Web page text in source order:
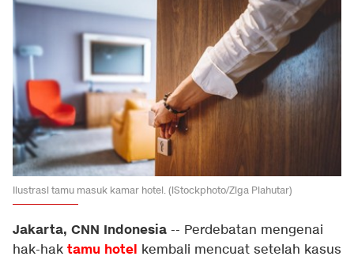
Ilustrasi tamu masuk kamar hotel. (iStockphoto/Ziga Plahutar)
Jakarta, CNN Indonesia -- Perdebatan mengenai
hak-hak tamu hotel kembali mencuat setelah kasus